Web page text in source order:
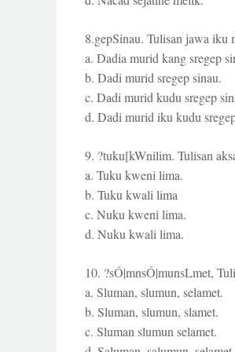
8.gepSinau. Tulisan jawa
a. Dadia murid kang sregep
b. Dadi murid sregep sinau.
c. Dadi murid kudu sregep
d. Dadi murid iku kudu
9. ?tuku[kWnilim. Tulisan
a. Tuku kweni lima.
b. Tuku kwali lima
c. Nuku kweni lima.
d. Nuku kwali lima.
10. ?sÓ|mnsÓ|munsLmet,
a. Sluman, slumun, selamet.
b. Sluman, slumun, slamet.
c. Sluman slumun selamet.